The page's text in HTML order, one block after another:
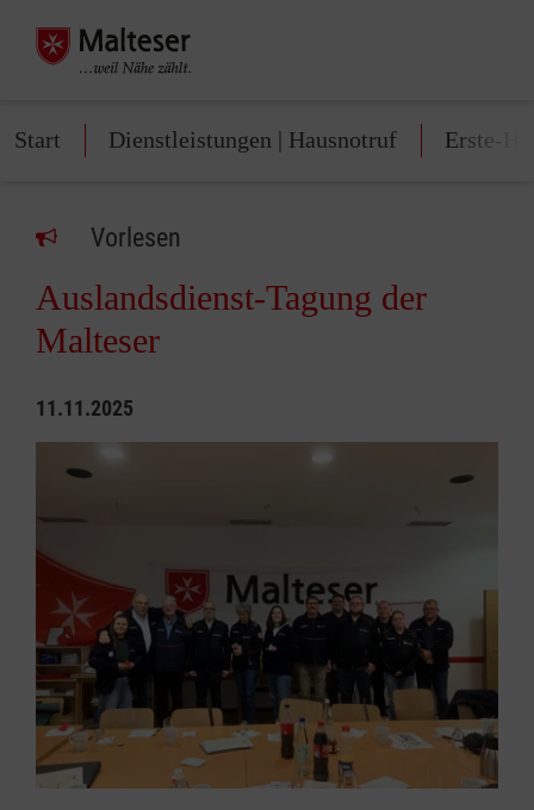
Start Dienstleistungen | Hausnotruf Erste-
Vorlesen
Auslandsdienst-Tagung der
Malteser
11.11.2025